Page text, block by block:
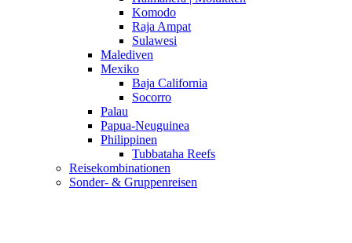
Komodo
Raja Ampat
Sulawesi
Malediven
Mexiko
Baja California
Socorro
Palau
Papua-Neuguinea
Philippinen
Tubbataha Reefs
Reisekombinationen
Sonder- & Gruppenreisen